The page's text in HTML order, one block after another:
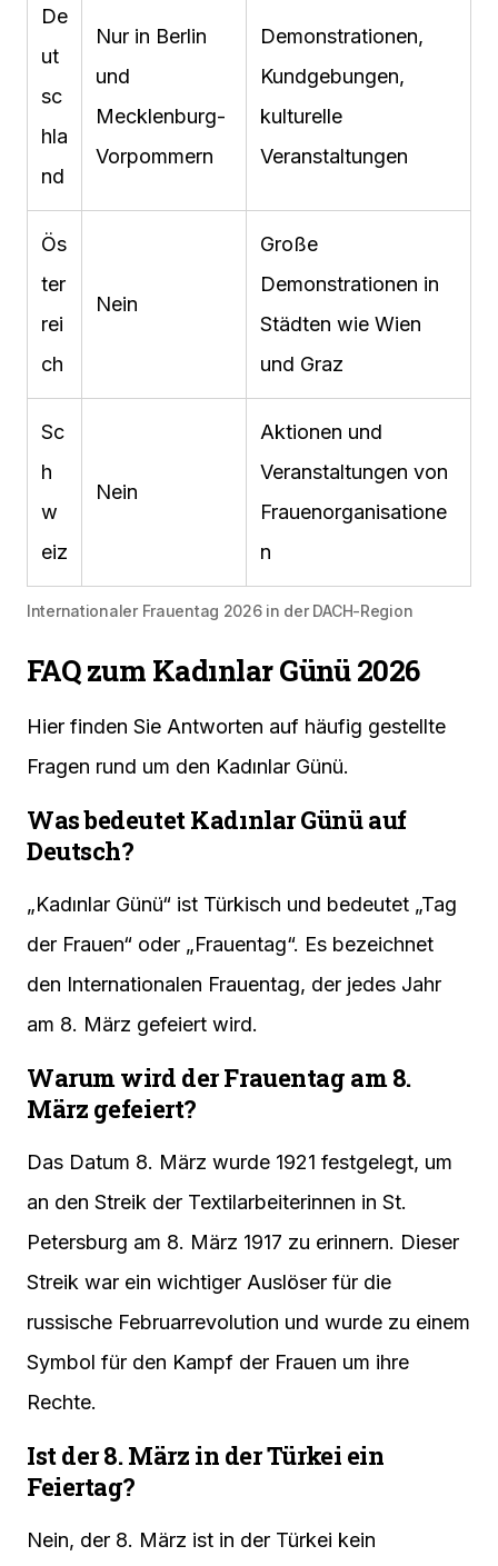
Internationaler Frauentag 2026 in der DACH-Region
De
ut
sc
hla
nd
Nur in Berlin
und
Mecklenburg-
Vorpommern
Demonstrationen,
Kundgebungen,
kulturelle
Veranstaltungen
Ös
ter
rei
ch
Nein
Große
Demonstrationen in
Städten wie Wien
und Graz
Sc
h
w
eiz
Nein
Aktionen und
Veranstaltungen von
Frauenorganisatione
n
FAQ zum Kadınlar Günü 2026
Hier finden Sie Antworten auf häufig gestellte
Fragen rund um den Kadınlar Günü.
Was bedeutet Kadınlar Günü auf
Deutsch?
„Kadınlar Günü“ ist Türkisch und bedeutet „Tag
der Frauen“ oder „Frauentag“. Es bezeichnet
den Internationalen Frauentag, der jedes Jahr
am 8. März gefeiert wird.
Warum wird der Frauentag am 8.
März gefeiert?
Das Datum 8. März wurde 1921 festgelegt, um
an den Streik der Textilarbeiterinnen in St.
Petersburg am 8. März 1917 zu erinnern. Dieser
Streik war ein wichtiger Auslöser für die
russische Februarrevolution und wurde zu einem
Symbol für den Kampf der Frauen um ihre
Rechte.
Ist der 8. März in der Türkei ein
Feiertag?
Nein, der 8. März ist in der Türkei kein